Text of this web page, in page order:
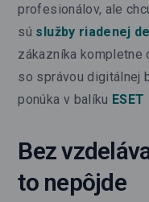
profesionálov, ale
sú služby riadenej
zákazníka kompletne
so správou digitálnej
ponúka v balíku ESET
Bez
to nepôjde